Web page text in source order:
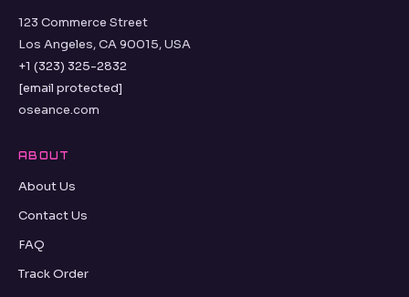
123 Commerce Street
Los Angeles, CA 90015, USA
+1 (323) 325-2832
[email protected]
oseance.com
ABOUT
About Us
Contact Us
FAQ
Track Order